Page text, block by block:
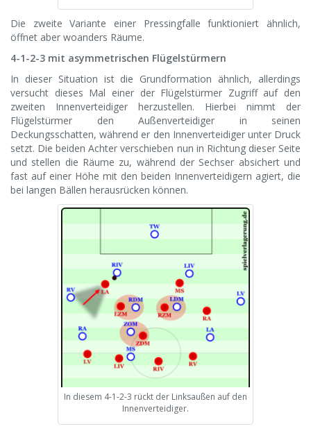
Die zweite Variante einer Pressingfalle funktioniert ähnlich,
öffnet aber woanders Räume.
4-1-2-3 mit asymmetrischen Flügelstürmern
In dieser Situation ist die Grundformation ähnlich, allerdings
versucht dieses Mal einer der Flügelstürmer Zugriff auf den
zweiten Innenverteidiger herzustellen. Hierbei nimmt der
Flügelstürmer den Außenverteidiger in seinen
Deckungsschatten, während er den Innenverteidiger unter Druck
setzt. Die beiden Achter verschieben nun in Richtung dieser Seite
und stellen die Räume zu, während der Sechser absichert und
fast auf einer Höhe mit den beiden Innenverteidigern agiert, die
bei langen Bällen herausrücken können.
In diesem 4-1-2-3 rückt der Linksaußen auf den
Innenverteidiger.